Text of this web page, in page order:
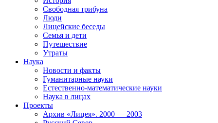
Свободная трибуна
Люди
Лицейские беседы
Семья и дети
Путешествие
Утраты
Наука
Новости и факты
Гуманитарные науки
Естественно-математические науки
Наука в лицах
Проекты
Архив «Лицея». 2000 — 2003